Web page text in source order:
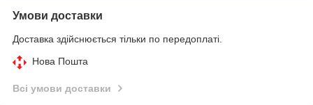
Умови доставки
Доставка здійснюється тільки по передоплаті.
Нова Пошта
Всі умови доставки